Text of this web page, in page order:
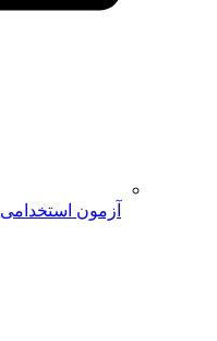
آزمون استخدامی